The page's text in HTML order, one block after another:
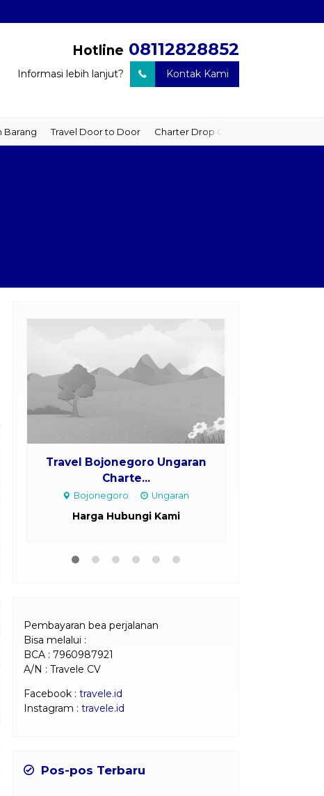
Hotline 08112828852
Informasi lebih lanjut? Kontak Kami
Travel Door to Door Charter Drop Off Sewa Hiace
Travel Bojonegoro Ungaran
Charte...
Bojonegoro Ungaran
Harga Hubungi Kami
Pembayaran bea perjalanan
Bisa melalui :
BCA : 7960987921
A/N : Travele CV
Facebook : travele.id
Instagram : travele.id
Pos-pos Terbaru